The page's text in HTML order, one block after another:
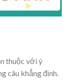
thuộc với ý
câu khẳng định.